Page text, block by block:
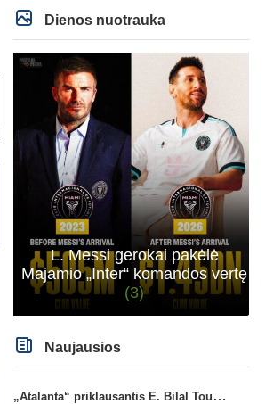
Dienos nuotrauka
L. Messi gerokai pakėlė
Majamio „Inter“ komandos vertę
(3)
Naujausios
„Atalanta“ priklausantis E. Bilal Toure karjerą tęs „Parma“ gretose